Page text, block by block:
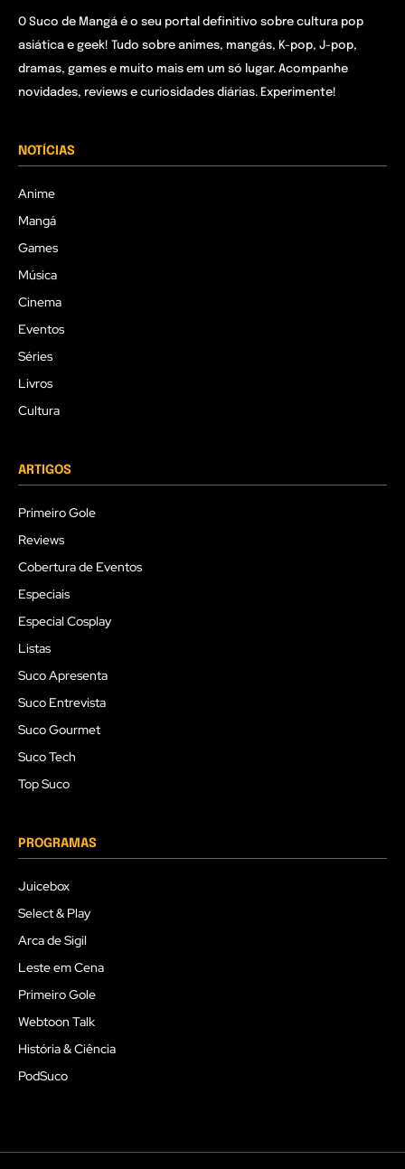
O Suco de Mangá é o seu portal definitivo sobre cultura pop
asiática e geek! Tudo sobre animes, mangás, K-pop, J-pop,
dramas, games e muito mais em um só lugar. Acompanhe
novidades, reviews e curiosidades diárias. Experimente!
NOTÍCIAS
Anime
Mangá
Games
Música
Cinema
Eventos
Séries
Livros
Cultura
ARTIGOS
Primeiro Gole
Reviews
Cobertura de Eventos
Especiais
Especial Cosplay
Listas
Suco Apresenta
Suco Entrevista
Suco Gourmet
Suco Tech
Top Suco
PROGRAMAS
Juicebox
Select & Play
Arca de Sigil
Leste em Cena
Primeiro Gole
Webtoon Talk
História & Ciência
PodSuco